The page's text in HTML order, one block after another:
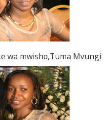
wa mwisho,Tuma Mvungi